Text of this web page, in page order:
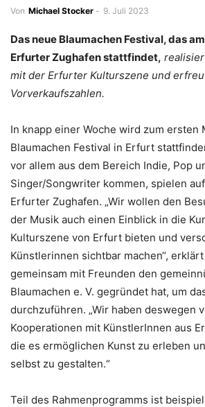
Von Michael Stocker - 9. Juli 2023
Das neue Blaumachen Festival, das
Erfurter Zughafen stattfindet,
mit der Erfurter Kulturszene und
Vorverkaufszahlen.
In knapp einer Woche wird zum ersten
Blaumachen Festival in Erfurt
vor allem aus dem Bereich Indie, Pop
Singer/Songwriter kommen, spielen
Erfurter Zughafen. „Wir wollen den
der Musik auch einen Einblick in die
Kulturszene von Erfurt bieten und
Künstlerinnen sichtbar machen“,
gemeinsam mit Freunden den
Blaumachen e. V. gegründet hat, um
durchzuführen. „Wir haben deswegen
Kooperationen mit KünstlerInnen aus
die es ermöglichen Kunst zu erleben
selbst zu gestalten.“
Teil des Rahmenprogramms ist